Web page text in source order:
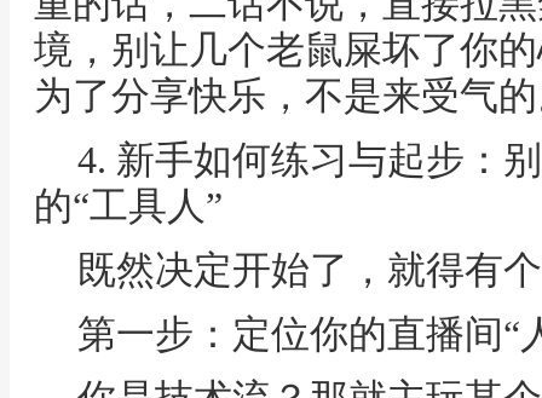
境，别让几个老鼠屎坏了你
为了分享快乐，不是来受气
4. 新手如何练习与起步：
的“工具人”
既然决定开始了，就得有
第一步：定位你的直播间“